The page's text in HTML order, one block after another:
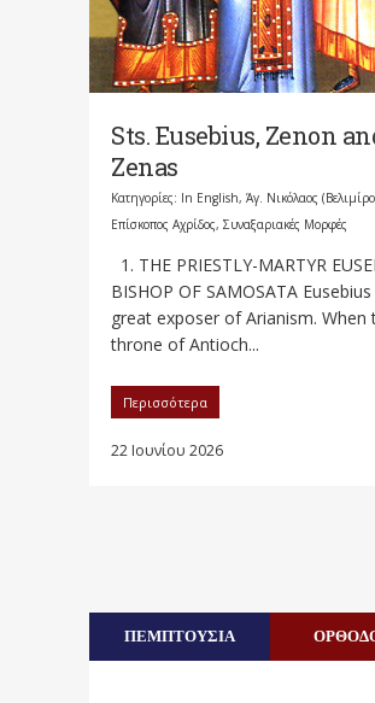
Sts. Eusebius, Zenon
Zenas
Κατηγορίες: In English, Άγ. Νικόλαος
Επίσκοπος Αχρίδος, Συναξαριακές Μορφές
1. THE PRIESTLY-MARTYR
BISHOP OF SAMOSATA
great exposer of Arianism. When
throne of Antioch...
Περισσότερα
22 Ιουνίου 2026
ΠΕΜΠΤΟΥΣΙΑ